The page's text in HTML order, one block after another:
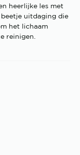
heerlijke les met
beetje uitdaging die
het lichaam
reinigen.